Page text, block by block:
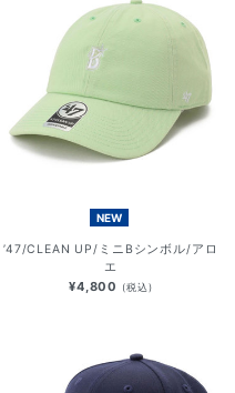
NEW
’47/CLEAN UP/ミニBシンボル/アロ
エ
¥4,800 (税込)